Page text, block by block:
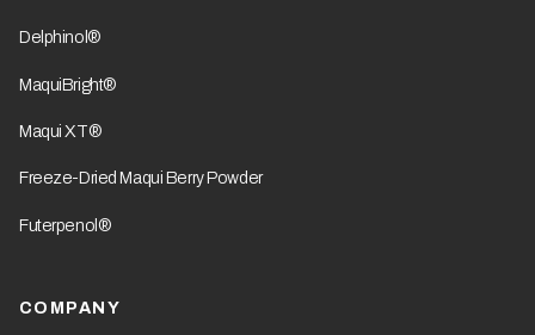
Delphinol®
MaquiBright®
Maqui XT®
Freeze-Dried Maqui Berry Powder
Futerpenol®
COMPANY